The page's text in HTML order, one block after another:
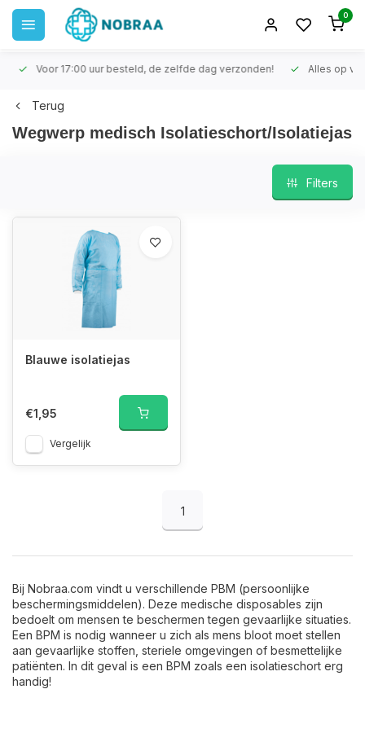
0
Voor 17:00 uur besteld, de zelfde dag verzonden! Alles op
Terug
Wegwerp medisch Isolatieschort/Isolatiejas
Filters
Blauwe isolatiejas
€1,95
Vergelijk
1
Bij Nobraa.com vindt u verschillende PBM (persoonlijke
beschermingsmiddelen). Deze medische disposables zijn
bedoelt om mensen te beschermen tegen gevaarlijke situaties.
Een BPM is nodig wanneer u zich als mens bloot moet stellen
aan gevaarlijke stoffen, steriele omgevingen of besmettelijke
patiënten. In dit geval is een BPM zoals een isolatieschort erg
handig!